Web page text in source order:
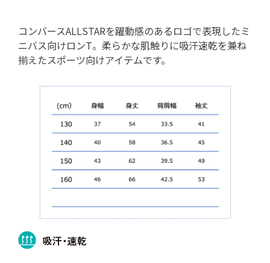
コンバースALLSTARを躍動感のあるロゴで表現したミ
ニバス向けロンT。柔らかな肌触りに吸汗速乾を兼ね
揃えたスポーツ向けアイテムです。